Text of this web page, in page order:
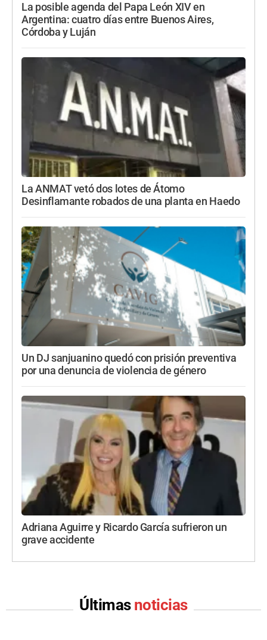
La posible agenda del Papa León XIV en
Argentina: cuatro días entre Buenos Aires,
Córdoba y Luján
La ANMAT vetó dos lotes de Átomo
Desinflamante robados de una planta en Haedo
Un DJ sanjuanino quedó con prisión preventiva
por una denuncia de violencia de género
Adriana Aguirre y Ricardo García sufrieron un
grave accidente
Últimas noticias